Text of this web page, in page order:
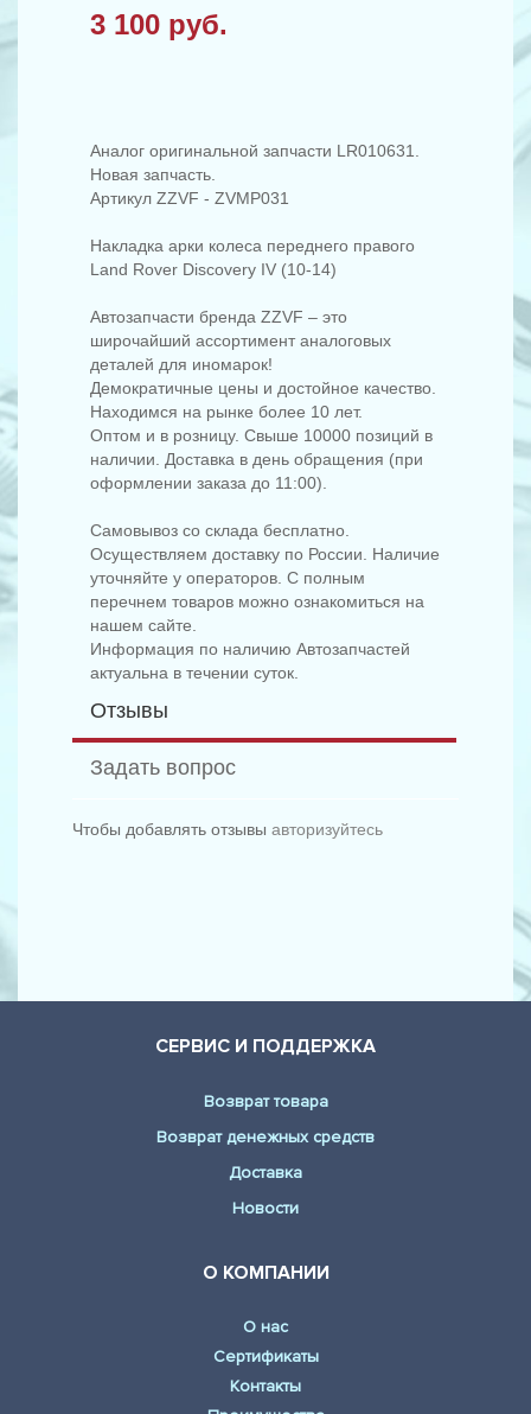
3 100 руб.
Аналог оригинальной запчасти LR010631.
Новая запчасть.
Артикул ZZVF - ZVMP031
Накладка арки колеса переднего правого
Land Rover Discovery IV (10-14)
Автозапчасти бренда ZZVF – это
широчайший ассортимент аналоговых
деталей для иномарок!
Демократичные цены и достойное качество.
Находимся на рынке более 10 лет.
Оптом и в розницу. Свыше 10000 позиций в
наличии. Доставка в день обращения (при
оформлении заказа до 11:00).
Самовывоз со склада бесплатно.
Осуществляем доставку по России. Наличие
уточняйте у операторов. С полным
перечнем товаров можно ознакомиться на
нашем сайте.
Информация по наличию Автозапчастей
актуальна в течении суток.
Отзывы
Задать вопрос
Чтобы добавлять отзывы авторизуйтесь
СЕРВИС И ПОДДЕРЖКА
Возврат товара
Возврат денежных средств
Доставка
Новости
О КОМПАНИИ
О нас
Сертификаты
Контакты